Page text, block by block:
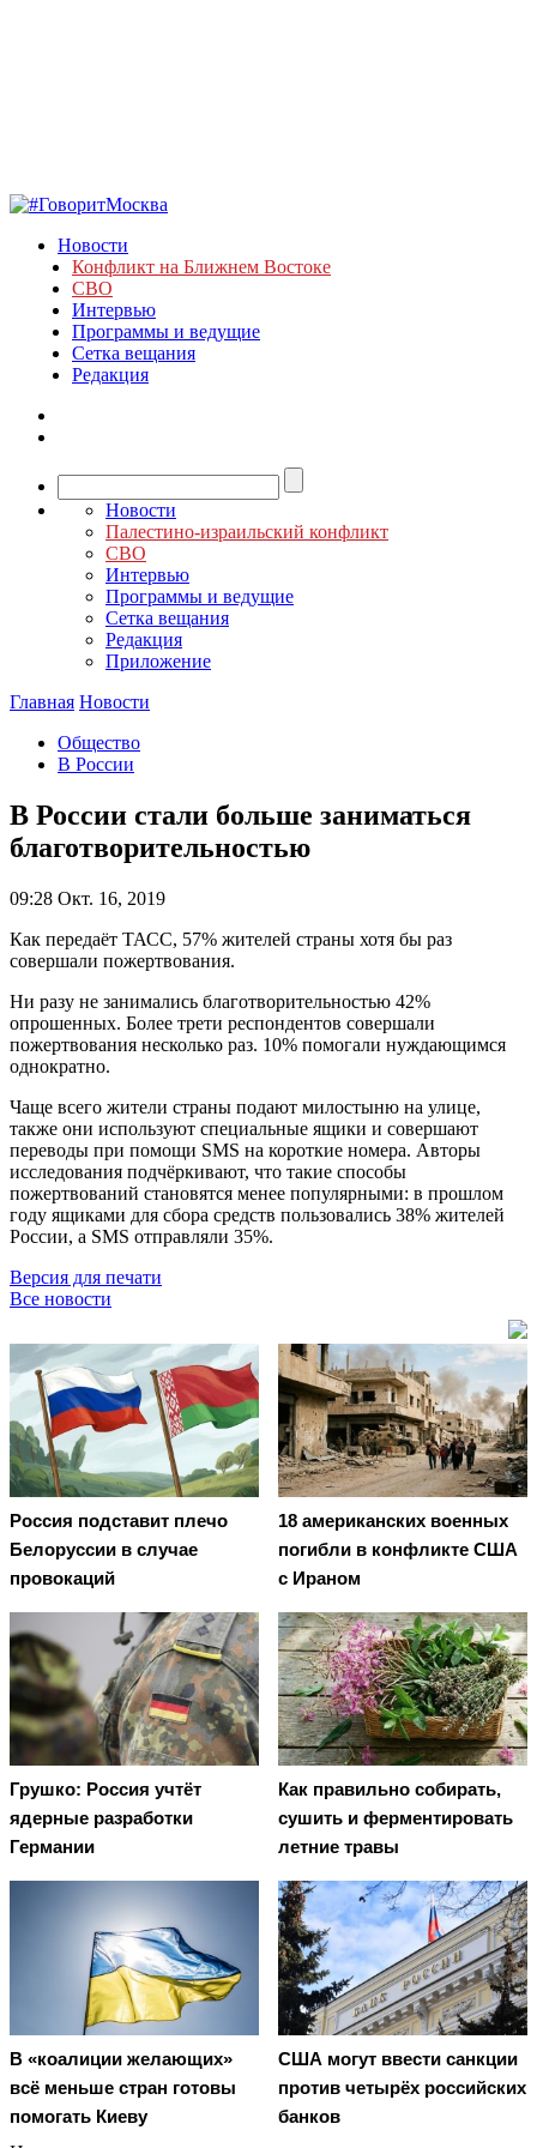
Новости
Конфликт на Ближнем Востоке
СВО
Интервью
Программы и ведущие
Сетка вещания
Редакция
Новости
Палестино-израильский конфликт
СВО
Интервью
Программы и ведущие
Сетка вещания
Редакция
Приложение
Главная Новости
Общество
В России
В России стали больше заниматься
благотворительностью
09:28 Окт. 16, 2019
Как передаёт ТАСС, 57% жителей страны хотя бы раз
совершали пожертвования.
Ни разу не занимались благотворительностью 42%
опрошенных. Более трети респондентов совершали
пожертвования несколько раз. 10% помогали нуждающимся
однократно.
Чаще всего жители страны подают милостыню на улице,
также они используют специальные ящики и совершают
переводы при помощи SMS на короткие номера. Авторы
исследования подчёркивают, что такие способы
пожертвований становятся менее популярными: в прошлом
году ящиками для сбора средств пользовались 38% жителей
России, а SMS отправляли 35%.
Версия для печати
Все новости
Россия подставит плечо
Белоруссии в случае
провокаций
18 американских военных
погибли в конфликте США
с Ираном
Грушко: Россия учтёт
ядерные разработки
Германии
Как правильно собирать,
сушить и ферментировать
летние травы
В «коалиции желающих»
всё меньше стран готовы
помогать Киеву
США могут ввести санкции
против четырёх российских
банков